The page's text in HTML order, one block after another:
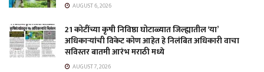
AUGUST 6, 2026
21 कोटींच्या कृषी निविष्ठा घोटाळ्यात जिल्ह्यातील ‘या’
अधिकाऱ्यांची विकेट कोण आहेत हे निलंबित अधिकारी वाचा
सविस्तर बातमी आरंभ मराठी मध्ये
AUGUST 7, 2026